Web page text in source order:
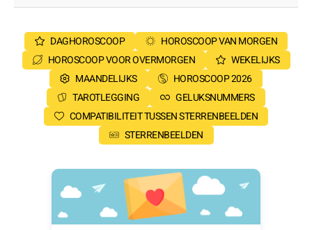
DAGHOROSCOOP
HOROSCOOP VAN MORGEN
HOROSCOOP VOOR OVERMORGEN
WEKELIJKS
MAANDELIJKS
HOROSCOOP 2026
TAROTLEGGING
GELUKSNUMMERS
COMPATIBILITEIT TUSSEN STERRENBEELDEN
STERRENBEELDEN